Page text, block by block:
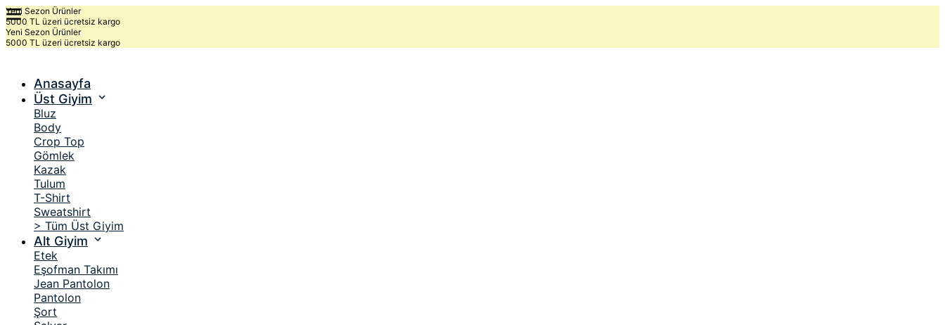
Yeni Sezon Ürünler
5000 TL üzeri ücretsiz kargo
Yeni Sezon Ürünler
5000 TL üzeri ücretsiz kargo
Anasayfa
Üst Giyim
Bluz
Body
Crop Top
Gömlek
Kazak
Tulum
T-Shirt
Sweatshirt
> Tüm Üst Giyim
Alt Giyim
Etek
Eşofman Takımı
Jean Pantolon
Pantolon
Şort